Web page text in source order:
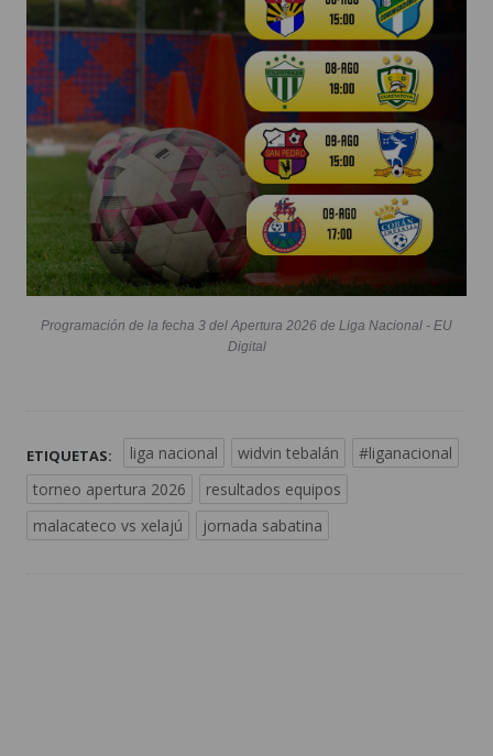
Programación de la fecha 3 del Apertura 2026 de Liga Nacional - EU
Digital
ETIQUETAS: liga nacional widvin tebalán
#liganacional
torneo apertura 2026
resultados equipos
malacateco vs xelajú
jornada sabatina